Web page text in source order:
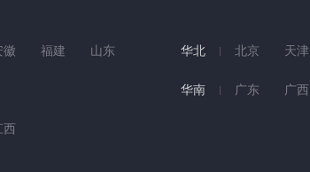
徽 福建 山东 华北 北京 天津
华南 广东 广西
西